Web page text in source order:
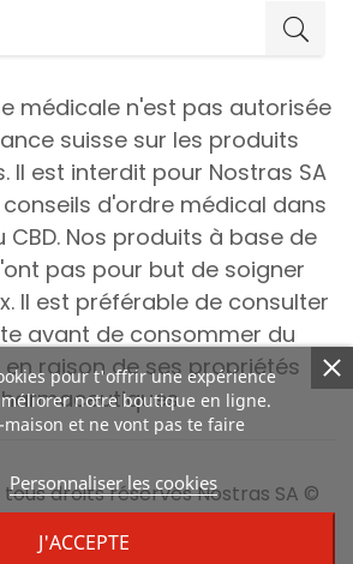
médicale n'est pas autorisée
suisse sur les produits
Il est interdit pour Nostras SA
d'ordre médical dans
CBD. Nos produits à base de
pas pour but de soigner
Il est préférable de consulter
avant de consommer du
raison de ses propriétés
pour t'offrir une expérience
notre boutique en ligne.
et ne vont pas te faire
Personnaliser les cookies
J'ACCEPTE
droits réservés Nostras SA ©